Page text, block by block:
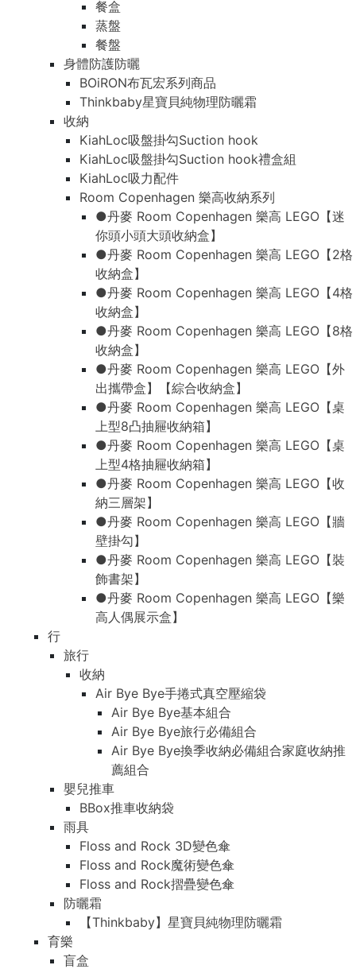
餐盒
蒸盤
餐盤
身體防護防曬
BOiRON布瓦宏系列商品
Thinkbaby星寶貝純物理防曬霜
收納
KiahLoc吸盤掛勾Suction hook
KiahLoc吸盤掛勾Suction hook禮盒組
KiahLoc吸力配件
Room Copenhagen 樂高收納系列
●丹麥 Room Copenhagen 樂高 LEGO【迷
你頭小頭大頭收納盒】
●丹麥 Room Copenhagen 樂高 LEGO【2格
收納盒】
●丹麥 Room Copenhagen 樂高 LEGO【4格
收納盒】
●丹麥 Room Copenhagen 樂高 LEGO【8格
收納盒】
●丹麥 Room Copenhagen 樂高 LEGO【外
出攜帶盒】【綜合收納盒】
●丹麥 Room Copenhagen 樂高 LEGO【桌
上型8凸抽屜收納箱】
●丹麥 Room Copenhagen 樂高 LEGO【桌
上型4格抽屜收納箱】
●丹麥 Room Copenhagen 樂高 LEGO【收
納三層架】
●丹麥 Room Copenhagen 樂高 LEGO【牆
壁掛勾】
●丹麥 Room Copenhagen 樂高 LEGO【裝
飾書架】
●丹麥 Room Copenhagen 樂高 LEGO【樂
高人偶展示盒】
行
旅行
收納
Air Bye Bye手捲式真空壓縮袋
Air Bye Bye基本組合
Air Bye Bye旅行必備組合
Air Bye Bye換季收納必備組合家庭收納推
薦組合
嬰兒推車
BBox推車收納袋
雨具
Floss and Rock 3D變色傘
Floss and Rock魔術變色傘
Floss and Rock摺疊變色傘
防曬霜
【Thinkbaby】星寶貝純物理防曬霜
育樂
盲盒